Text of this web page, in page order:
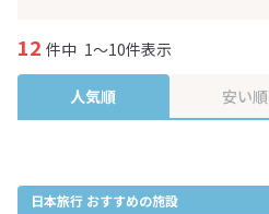
12 件中 1～10件表示
人気順 安い順
日本旅行 おすすめの施設